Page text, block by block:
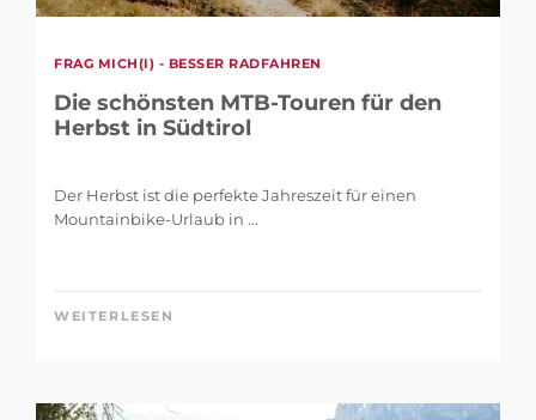
FRAG MICH(I) - BESSER RADFAHREN
Die schönsten MTB-Touren für den
Herbst in Südtirol
Der Herbst ist die perfekte Jahreszeit für einen
Mountainbike-Urlaub in ...
WEITERLESEN